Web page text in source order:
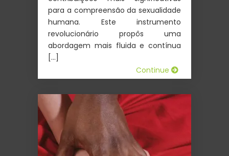
para a compreensão da sexualidade
humana. Este instrumento
revolucionário propôs uma
abordagem mais fluida e contínua
[…]
Continue